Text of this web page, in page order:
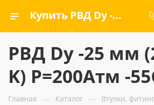
Купить РВД Dу -25 мм (2SN-K) Р=200Атм -55C — ООО «ГИДРАМАКС»
РВД Dу -25 мм
K) Р=200Атм -
Главная — Каталог — Втулки,